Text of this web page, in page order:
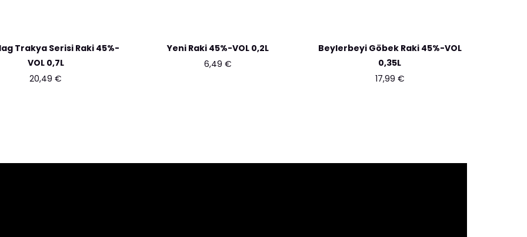
Trakya Serisi Raki 45%-
VOL 0,7L
20,49€
Yeni Raki 45%-VOL 0,2L
6,49 €
Beylerbeyi Göbek Raki 45%-VOL
0,35L
17,99 €